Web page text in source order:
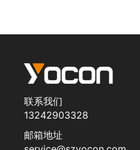
联系我们
13242903328
邮箱地址